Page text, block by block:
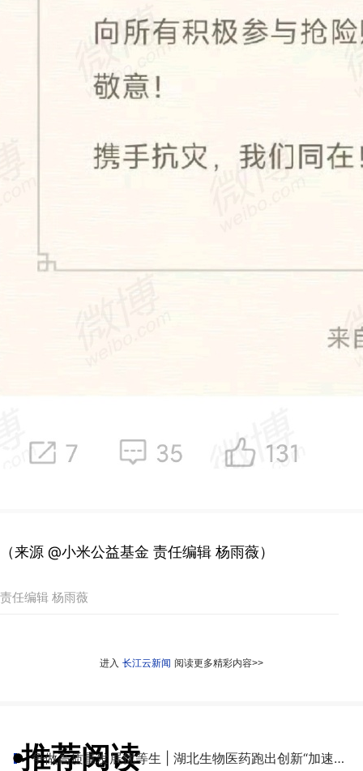
（来源 @小米公益基金 责任编辑 杨雨薇）
责任编辑 杨雨薇
进入 长江云新闻 阅读更多精彩内容>>
推荐阅读
● 争做高质量发展优等生 | 湖北生物医药跑出创新“加速度”